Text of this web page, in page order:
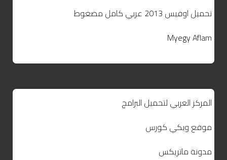
تحميل اوفيس 2013 عربي كامل مضغوط
Myegy Aflam
المركز العربي لتحميل البرامج
موقع ويكي كورس
مدونة ماتريكس